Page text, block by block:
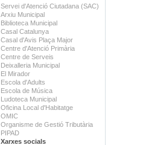
Servei d'Atenció Ciutadana (SAC)
Arxiu Municipal
Biblioteca Municipal
Casal Catalunya
Casal d'Avis Plaça Major
Centre d'Atenció Primària
Centre de Serveis
Deixalleria Municipal
El Mirador
Escola d'Adults
Escola de Música
Ludoteca Municipal
Oficina Local d'Habitatge
OMIC
Organisme de Gestió Tributària
PIPAD
Xarxes socials